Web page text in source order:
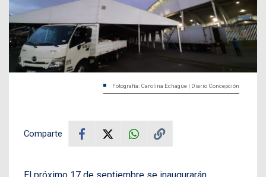
Fotografía: Carolina Echagüe | Diario Concepción
Comparte